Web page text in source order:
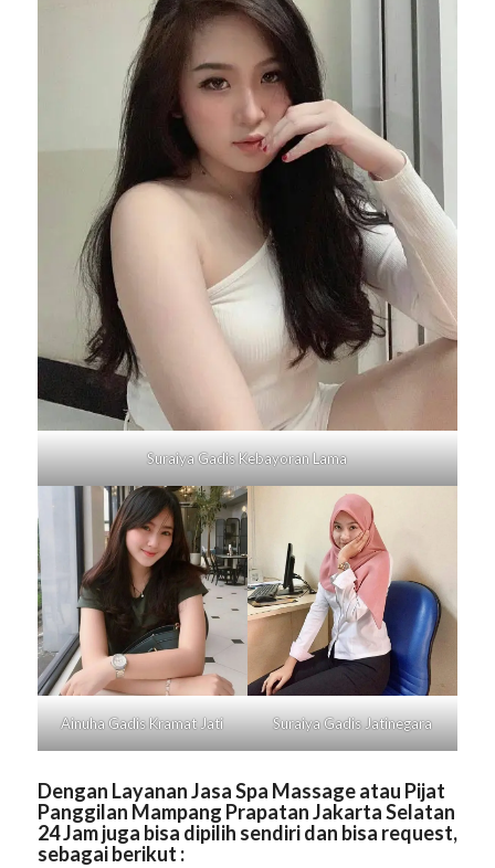
Suraiya GadisKebayoran Lama
Ainuha GadisKramat Jati Suraiya GadisJatinegara
Dengan Layanan Jasa Spa Massage atau Pijat
Panggilan Mampang Prapatan Jakarta Selatan
24 Jam juga bisa dipilih sendiri dan bisa request,
sebagai berikut :